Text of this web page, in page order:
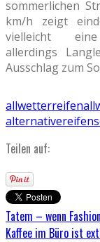
sommerlichen
km/h zeigt
vielleicht
allerdings
Ausschlag zum
allwetterreifen
alternativereifen
Teilen auf:
Tatem – wenn
Kaffee im Büro ist